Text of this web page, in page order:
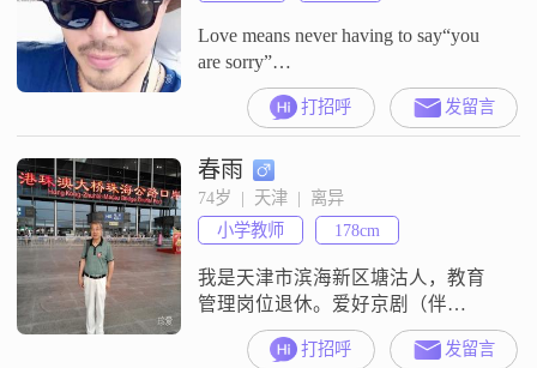
Love means never having to say“you
are sorry”…
打招呼 发留言
春雨
74岁  |  天津  |  离异
小学教师
178cm
我是天津市滨海新区塘沽人，教育
管理岗位退休。爱好京剧（伴
奏）、书法、旅游和中医养生。喜
欢结交朋友，热爱生活，生活简
打招呼 发留言